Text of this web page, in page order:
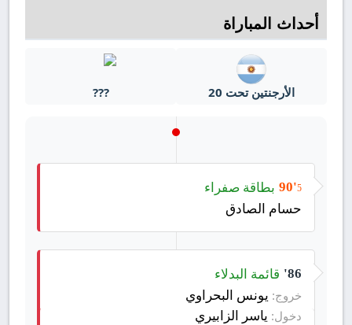
أحداث المباراة
الأرجنتين تحت 20 ???
90'5
بطاقة صفراء
حسام الصادق
86' قائمة البدلاء
خروج: يونس البحراوي
دخول: ياسر الزابيري